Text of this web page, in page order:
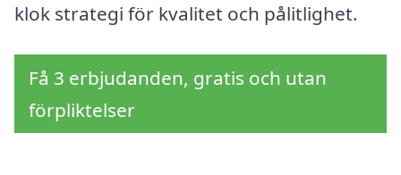
klok strategi för kvalitet och pålitlighet.
Få 3 erbjudanden, gratis och utan
förpliktelser